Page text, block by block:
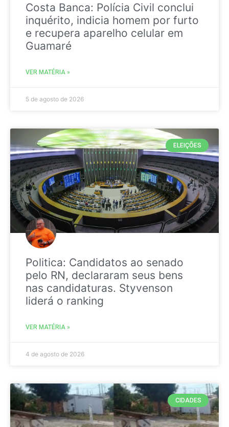
Costa Banca: Polícia Civil conclui
inquérito, indicia homem por furto
e recupera aparelho celular em
Guamaré
VER MATÉRIA »
5 de agosto de 2026
ELEIÇÕES
Politica: Candidatos ao senado
pelo RN, declararam seus bens
nas candidaturas. Styvenson
liderá o ranking
VER MATÉRIA »
4 de agosto de 2026
CIDADES